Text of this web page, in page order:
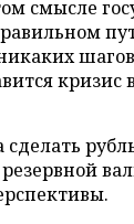
смысле
кризис
сделать